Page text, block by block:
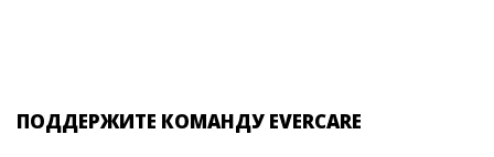
ПОДДЕРЖИТЕ КОМАНДУ EVERCARE